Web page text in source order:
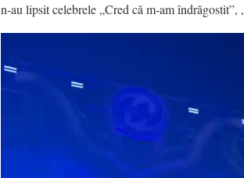
n-au lipsit celebrele „Cred că m-am
Player